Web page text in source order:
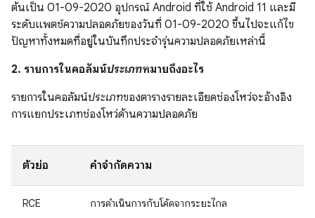
ต้นเป็น 01-09-2020 อุปกรณ์ Android ที่ใช้ Android 11 และมี
ระดับแพตช์ความปลอดภัยของวันที่ 01-09-2020 ขึ้นไปจะแก้ไข
ปัญหาทั้งหมดที่อยู่ในบันทึกประจำรุ่นความปลอดภัยเหล่านี้
2. รายการในคอลัมน์ประเภทหมายถึงอะไร
รายการในคอลัมน์ประเภทของตารางรายละเอียดช่องโหว่จะอ้างอิง
การแยกประเภทช่องโหว่ด้านความปลอดภัย
ตัวย่อ คำจำกัดความ
RCE การดำเนินการกับโค้ดจากระยะไกล